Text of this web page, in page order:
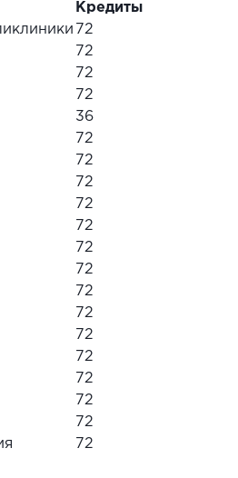
Кредиты
72
72
72
72
36
72
72
72
72
72
72
72
72
72
72
72
72
72
72
72